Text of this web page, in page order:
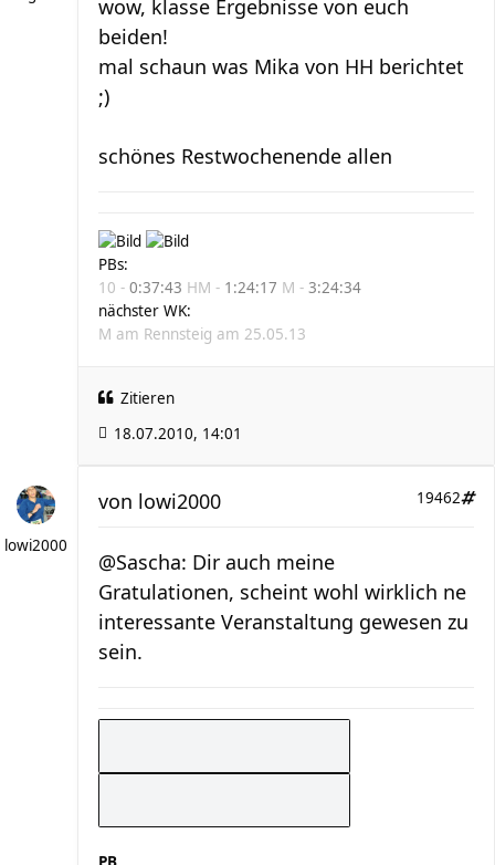
wow, klasse Ergebnisse von euch
beiden!
mal schaun was Mika von HH berichtet
;)
schönes Restwochenende allen
PBs:
10 - 0:37:43 HM - 1:24:17 M - 3:24:34
nächster WK:
M am Rennsteig am 25.05.13
Zitieren
18.07.2010, 14:01
lowi2000
19462
von lowi2000
@Sascha: Dir auch meine
Gratulationen, scheint wohl wirklich ne
interessante Veranstaltung gewesen zu
sein.